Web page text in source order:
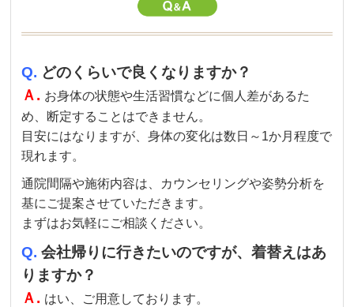
Q. どのくらいで良くなりますか？
Ａ. お身体の状態や生活習慣などに個人差があるた
め、断定することはできません。
目安にはなりますが、身体の変化は数日～1か月程度で
現れます。
通院間隔や施術内容は、カウンセリングや姿勢分析を
基にご提案させていただきます。
まずはお気軽にご相談ください。
Q.会社帰りに行きたいのですが、着替えはあ
りますか？
Ａ. はい、ご用意しております。